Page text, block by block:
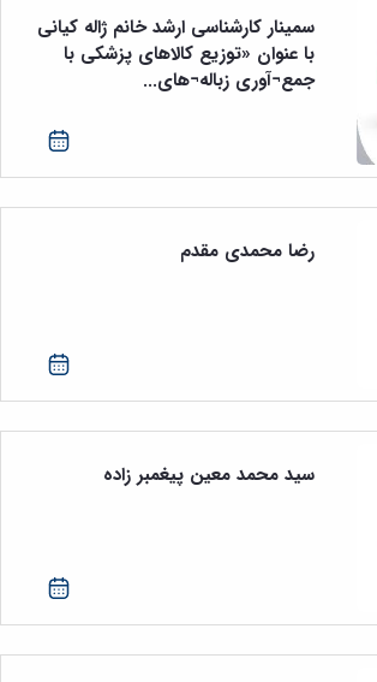
سمینار کارشناسی ارشد خانم ژاله کیانی
با عنوان «توزیع کالاهای پزشکی با
جمع¬آوری زباله¬های...
رضا محمدی مقدم
سید محمد معین پیغمبر زاده